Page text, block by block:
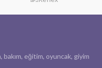
bakım, eğitim, oyuncak, giyim